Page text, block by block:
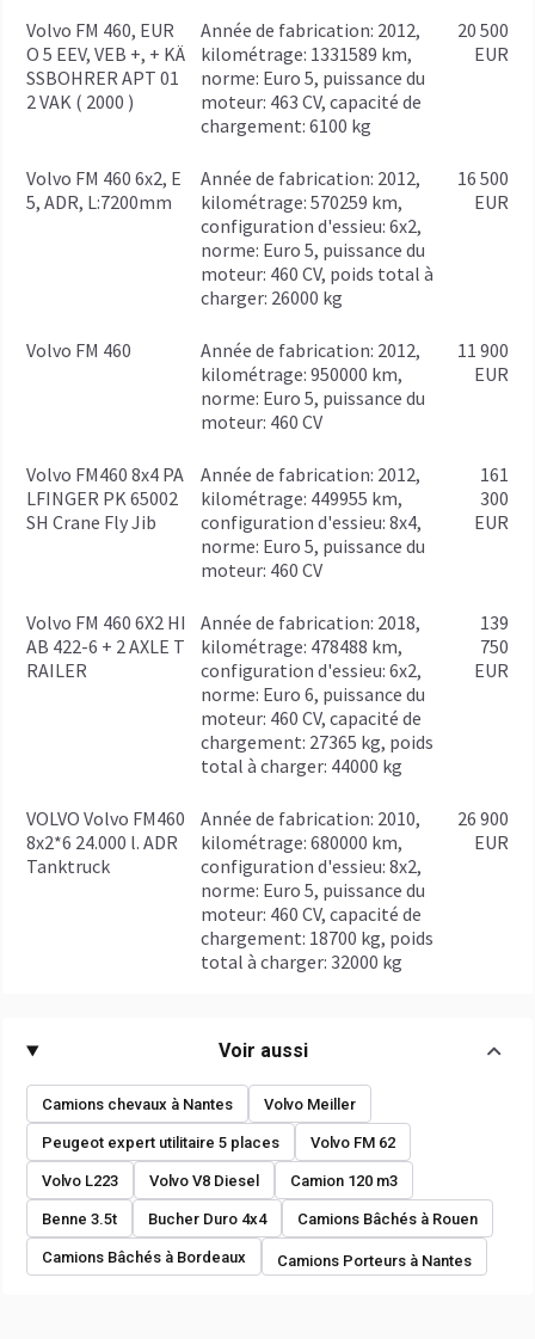
Volvo FM 460, EUR
O 5 EEV, VEB +, + KÄ
SSBOHRER APT 01
2 VAK ( 2000 )
année de fabrication: 2012,
kilométrage: 1331589 km,
norme: Euro 5, puissance du
moteur: 463 CV, capacité de
chargement: 6100 kg
20 500
EUR
Volvo FM 460 6x2, E
5, ADR, L:7200mm
année de fabrication: 2012,
kilométrage: 570259 km,
configuration d'essieu: 6x2,
norme: Euro 5, puissance du
moteur: 460 CV, poids total à
charger: 26000 kg
16 500
EUR
Volvo FM 460
année de fabrication: 2012,
kilométrage: 950000 km,
norme: Euro 5, puissance du
moteur: 460 CV
11 900
EUR
Volvo FM460 8x4 PA
LFINGER PK 65002
SH Crane Fly Jib
année de fabrication: 2012,
kilométrage: 449955 km,
configuration d'essieu: 8x4,
norme: Euro 5, puissance du
moteur: 460 CV
161
300
EUR
Volvo FM 460 6X2 HI
AB 422-6 + 2 AXLE T
RAILER
année de fabrication: 2018,
kilométrage: 478488 km,
configuration d'essieu: 6x2,
norme: Euro 6, puissance du
moteur: 460 CV, capacité de
chargement: 27365 kg, poids
total à charger: 44000 kg
139
750
EUR
VOLVO Volvo FM460
8x2*6 24.000 l. ADR
Tanktruck
année de fabrication: 2010,
kilométrage: 680000 km,
configuration d'essieu: 8x2,
norme: Euro 5, puissance du
moteur: 460 CV, capacité de
chargement: 18700 kg, poids
total à charger: 32000 kg
26 900
EUR
Voir aussi
Camions chevaux à Nantes Volvo Meiller
Peugeot expert utilitaire 5 places Volvo FM 62
Volvo L223 Volvo V8 Diesel Camion 120 m3
Benne 3.5t Bucher Duro 4x4 Camions Bâchés à Rouen
Camions Bâchés à Bordeaux Camions Porteurs à Nantes